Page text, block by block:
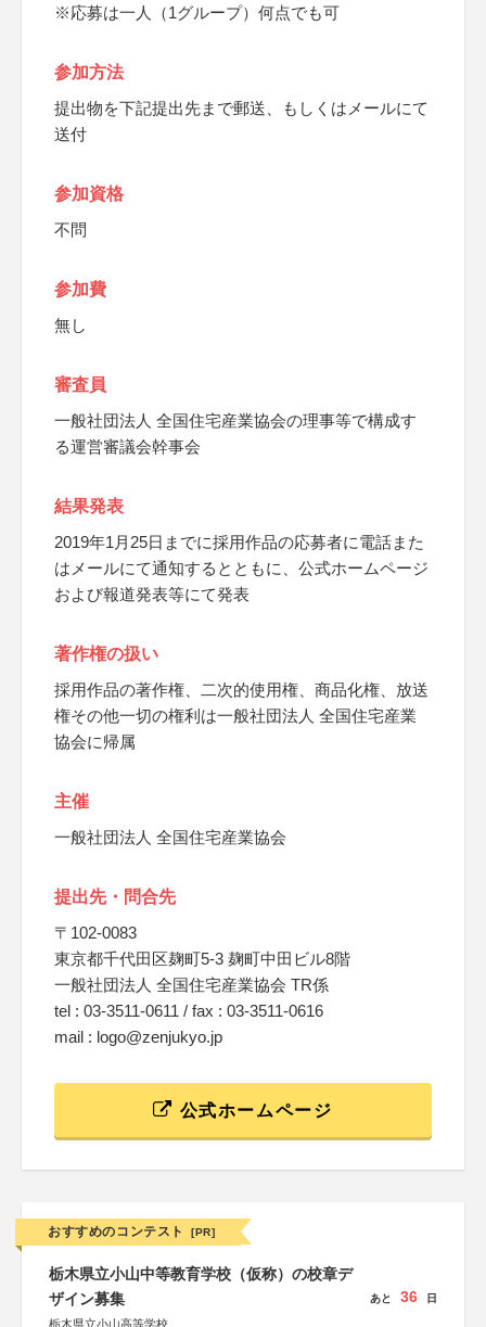
※応募は一人（1グループ）何点でも可
参加方法
提出物を下記提出先まで郵送、もしくはメールにて
送付
参加資格
不問
参加費
無し
審査員
一般社団法人 全国住宅産業協会の理事等で構成す
る運営審議会幹事会
結果発表
2019年1月25日までに採用作品の応募者に電話また
はメールにて通知するとともに、公式ホームページ
および報道発表等にて発表
著作権の扱い
採用作品の著作権、二次的使用権、商品化権、放送
権その他一切の権利は一般社団法人 全国住宅産業
協会に帰属
主催
一般社団法人 全国住宅産業協会
提出先・問合先
〒102-0083
東京都千代田区麹町5-3 麹町中田ビル8階
一般社団法人 全国住宅産業協会 TR係
tel : 03-3511-0611 / fax : 03-3511-0616
mail : logo@zenjukyo.jp
公式ホームページ
おすすめのコンテスト [PR]
栃木県立小山中等教育学校（仮称）の校章デ
ザイン募集
栃木県立小山高等学校
あと 36 日